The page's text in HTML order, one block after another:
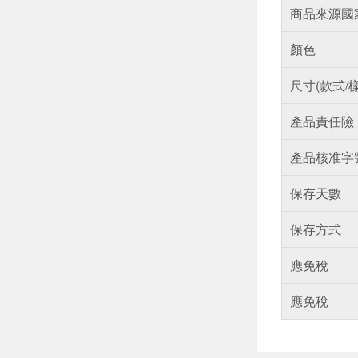
商品來源國
顏色
尺寸(款式/
產品責任險
產品核准字
保存天數
保存方式
應免稅
應免稅